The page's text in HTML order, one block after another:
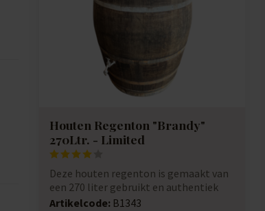
Houten Regenton "Brandy"
270Ltr. - Limited
Deze houten regenton is gemaakt van
een 270 liter gebruikt en authentiek
eiken B...
Artikelcode: B1343